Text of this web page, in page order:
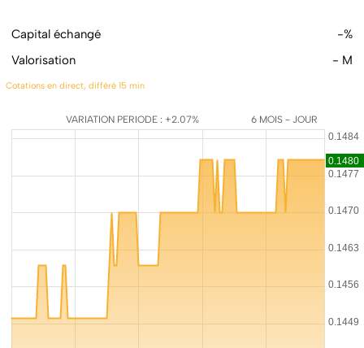
Capital échangé
-%
Valorisation
- M
Cotations en direct, différé 15 min
VARIATION PERIODE : +2.07% 6 MOIS - JOUR